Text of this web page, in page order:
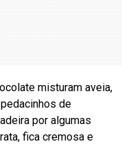
misturam aveia,
de
por algumas
fica cremosa e